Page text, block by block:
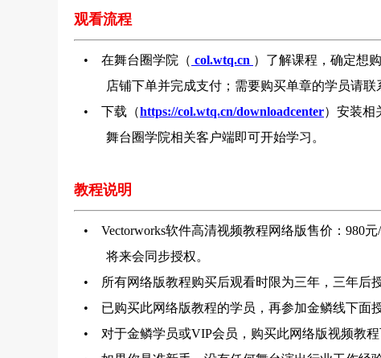
观看流程
• 在舞台圈学院（ col.wtq.cn ）了解课程，确定想
店铺下单并完成支付；需要购买单章的学员请联
• 下载（https://col.wtq.cn/downloadcenter）安装相
舞台圈学院相关客户端即可开始学习。
教程说明
• Vectorworks软件高清视频教程网络版售价：980
将来会同步授权。
• 所有网络版教程购买后观看时限为三年，三年后
• 已购买此网络版教程的学员，再参加金鳞线下面
• 对于金鳞学员或VIP会员，购买此网络版视频教程